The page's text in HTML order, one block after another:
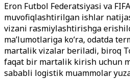
Eron Futbol Federatsiyasi va
muvofiqlashtirilgan ishlar
vizani rasmiylashtirishga
ma’lumotlariga ko‘ra, odatda
martalik vizalar beriladi, biroq
faqat bir martalik kirish uchun
sababli logistik muammolar